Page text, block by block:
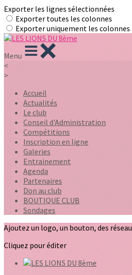
Exporter les lignes sélectionnées
Exporter toutes les colonnes
Exporter uniquement les colonnes
Menu
<
>
Accueil
Actualités
Le club
Conseil d'Administration
Compétitions
Inscription en ligne
Galeries
Entrainement
Agenda
Partenaires
Don au club
BOUTIQUE CLUB
Sondages
Ajoutez un logo, un bouton, des
Cliquez pour éditer